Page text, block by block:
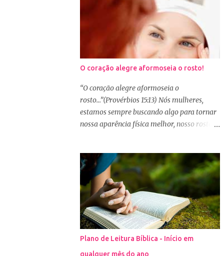
O coração alegre aformoseia o rosto!
“O coração alegre aformoseia o
rosto...”(Provérbios 15:13) Nós mulheres,
estamos sempre buscando algo para tornar
nossa aparência física melhor, nosso rosto
cosméticos e produtos de beleza. No Youtube
por exemplo, os canais com mais seguidores
são das blogueiras que dão dicas de beleza,
ensinam a se maquiar e testam produtos.
Não é errado gostar de se cuidar e buscar
conhecimento de como ficar mais bonita e
atraente. Eu também gosto de maquiagem e
dicas de beleza, no entanto, precisamos
Plano de Leitura Bíblica - Início em
qualquer mês do ano